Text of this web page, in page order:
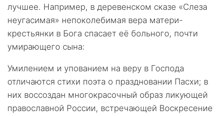
лучшее. Например, в деревенском сказе «Слеза
неугасимая» непоколебимая вера матери-
крестьянки в Бога спасает её больного, почти
умирающего сына:
Умилением и упованием на веру в Господа
отличаются стихи поэта о праздновании Пасхи; в
них воссоздан многокрасочный образ ликующей
православной России, встречающей Воскресение